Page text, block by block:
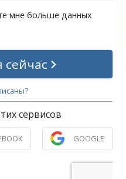
мне больше данных
сейчас
сервисов
GOOGLE